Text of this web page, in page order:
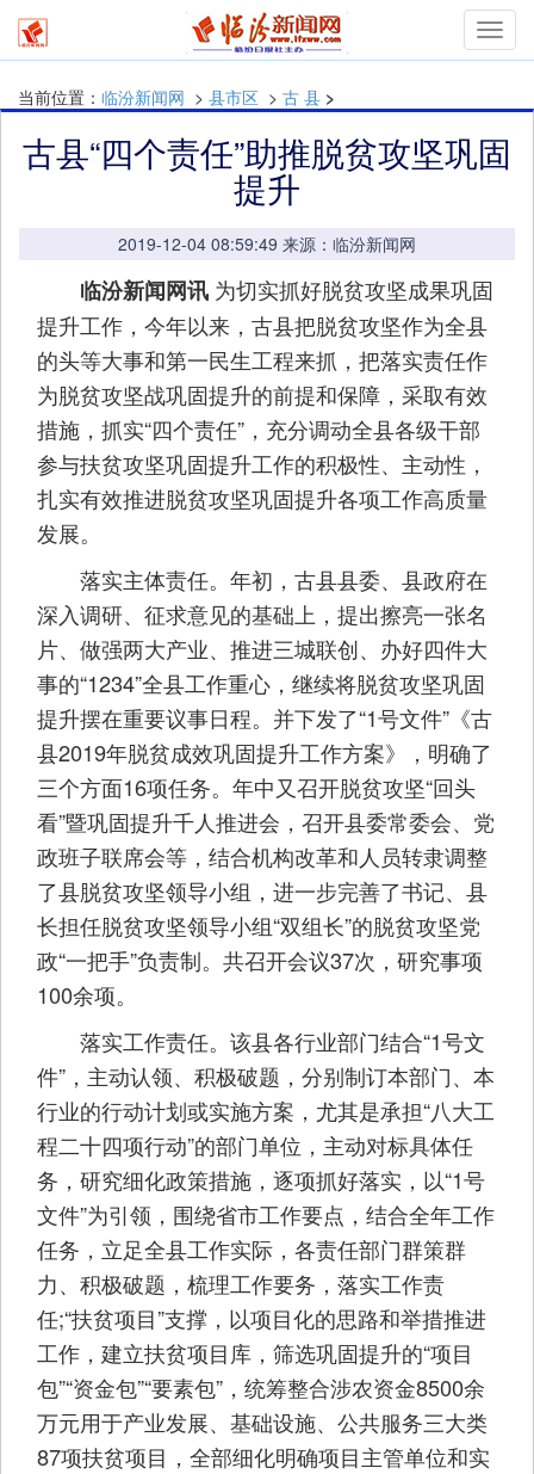
当前位置： 临汾新闻网 > 县市区 > 古 县 >
古县“四个责任”助推脱贫攻坚巩固
提升
2019-12-04 08:59:49 来源：临汾新闻网
临汾新闻网讯 为切实抓好脱贫攻坚成果巩固
提升工作，今年以来，古县把脱贫攻坚作为全县
的头等大事和第一民生工程来抓，把落实责任作
为脱贫攻坚战巩固提升的前提和保障，采取有效
措施，抓实“四个责任”，充分调动全县各级干部
参与扶贫攻坚巩固提升工作的积极性、主动性，
扎实有效推进脱贫攻坚巩固提升各项工作高质量
发展。
落实主体责任。年初，古县县委、县政府在
深入调研、征求意见的基础上，提出擦亮一张名
片、做强两大产业、推进三城联创、办好四件大
事的“1234”全县工作重心，继续将脱贫攻坚巩固
提升摆在重要议事日程。并下发了“1号文件”《古
县2019年脱贫成效巩固提升工作方案》，明确了
三个方面16项任务。年中又召开脱贫攻坚“回头
看”暨巩固提升千人推进会，召开县委常委会、党
政班子联席会等，结合机构改革和人员转隶调整
了县脱贫攻坚领导小组，进一步完善了书记、县
长担任脱贫攻坚领导小组“双组长”的脱贫攻坚党
政“一把手”负责制。共召开会议37次，研究事项
100余项。
落实工作责任。该县各行业部门结合“1号文
件”，主动认领、积极破题，分别制订本部门、本
行业的行动计划或实施方案，尤其是承担“八大工
程二十四项行动”的部门单位，主动对标具体任
务，研究细化政策措施，逐项抓好落实，以“1号
文件”为引领，围绕省市工作要点，结合全年工作
任务，立足全县工作实际，各责任部门群策群
力、积极破题，梳理工作要务，落实工作责
任;“扶贫项目”支撑，以项目化的思路和举措推进
工作，建立扶贫项目库，筛选巩固提升的“项目
包”“资金包”“要素包”，统筹整合涉农资金8500余
万元用于产业发展、基础设施、公共服务三大类
87项扶贫项目，全部细化明确项目主管单位和实